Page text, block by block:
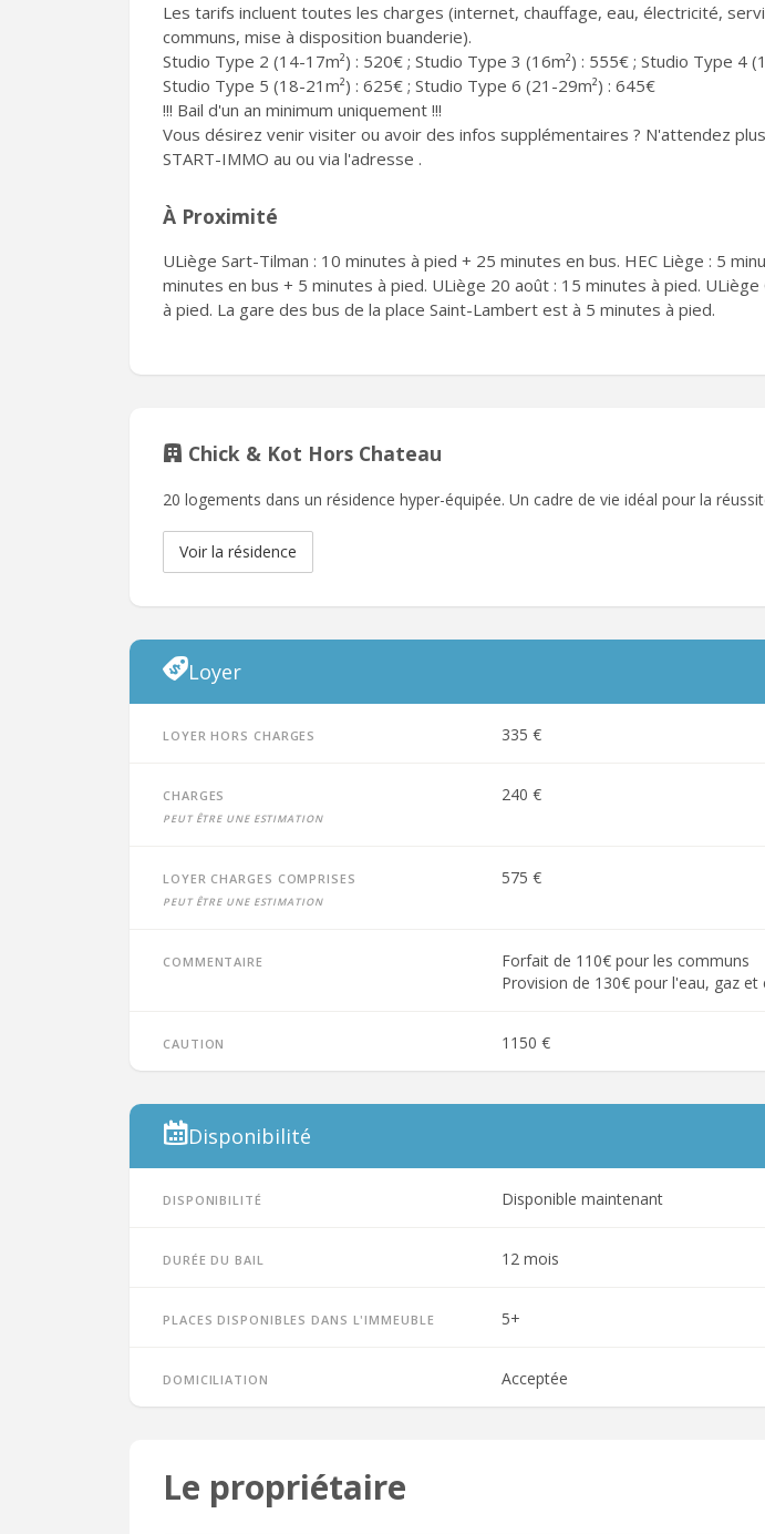
Les tarifs incluent toutes les charges (internet, chauffage, eau, électricité,
communs, mise à disposition buanderie).
Studio Type 2 (14-17m²) : 520€ ; Studio Type 3 (16m²) : 555€ ; Studio Type 4
Studio Type 5 (18-21m²) : 625€ ; Studio Type 6 (21-29m²) : 645€
!!! Bail d'un an minimum uniquement !!!
Vous désirez venir visiter ou avoir des infos supplémentaires ? N'attendez
START-IMMO au ou via l'adresse .
À Proximité
ULiège Sart-Tilman : 10 minutes à pied + 25 minutes en bus. HEC Liège : 5
minutes en bus + 5 minutes à pied. ULiège 20 août : 15 minutes à pied.
à pied. La gare des bus de la place Saint-Lambert est à 5 minutes à pied.
Chick & Kot Hors Chateau
20 logements dans un résidence hyper-équipée. Un cadre de vie idéal pour la
Voir la résidence
Loyer
Loyer hors charges 335 €
Charges
peut être une estimation
240 €
Loyer charges comprises
peut être une estimation
575 €
Commentaire
Forfait de 110€ pour les communs
Provision de 130€ pour l'eau, gaz et
Caution 1150 €
Disponibilité
Disponibilité Disponible maintenant
Durée du bail 12 mois
Places disponibles dans l'immeuble 5+
Domiciliation Acceptée
Le propriétaire